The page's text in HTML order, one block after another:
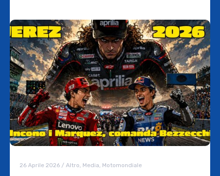
26 Aprile 2026 / Altro Media Motomondiale